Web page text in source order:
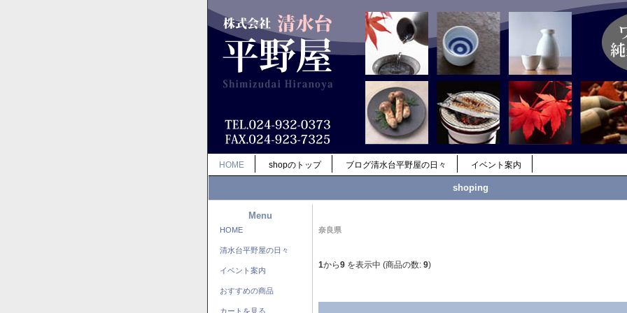
HOME shopのトップ ブログ清水台平野屋の日々 イベント案内
shoping
Menu
HOME
清水台平野屋の日々
イベント案内
おすすめの商品
カートを見る
奈良県
1から9 を表示中 (商品の数: 9)